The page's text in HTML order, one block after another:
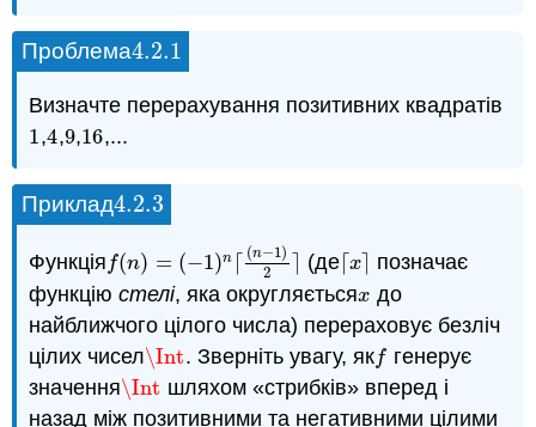
Проблема4.2.1
4.2.1
Визначте перерахування позитивних квадратів
1
1,4
4,9
9,16
16,...
Приклад4.2.3
4.2.3
Функція f(n) = (−1)n (n−1)
2
f(n)= (− 1)n⌈(n− 1)2⌉ (де⌈ x⌉
⌈ x⌉
позначає
функціюстелі, яка округляєтьсяx
x до
найближчого цілого числа) перераховує безліч
цілих чисел\Int
\Int . Зверніть увагу, якf
f генерує
значення\Int
\Int
шляхом «стрибків» вперед і
назад між позитивними та негативними цілими